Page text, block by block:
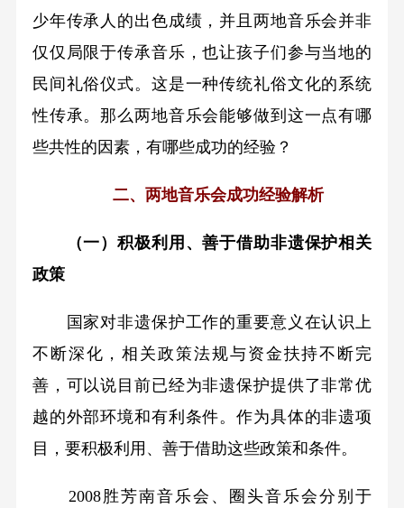
少年传承人的出色成绩，并且两地音乐会并非
仅仅局限于传承音乐，也让孩子们参与当地的
民间礼俗仪式。这是一种传统礼俗文化的系统
性传承。那么两地音乐会能够做到这一点有哪
些共性的因素，有哪些成功的经验？
二、两地音乐会成功经验解析
（一）积极利用、善于借助非遗保护相关
政策
国家对非遗保护工作的重要意义在认识上
不断深化，相关政策法规与资金扶持不断完
善，可以说目前已经为非遗保护提供了非常优
越的外部环境和有利条件。作为具体的非遗项
目，要积极利用、善于借助这些政策和条件。
2008胜芳南音乐会、圈头音乐会分别于